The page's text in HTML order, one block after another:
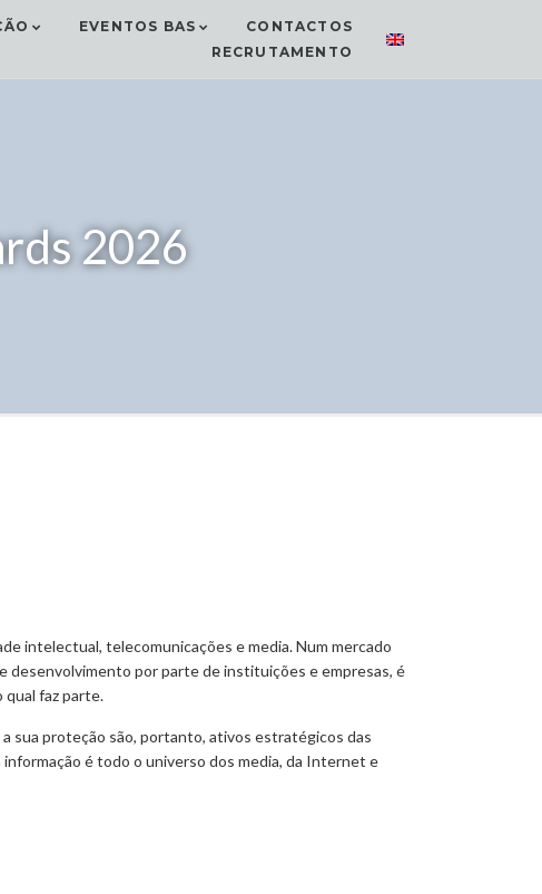
EVENTOS BAS
CONTACTOS
RECRUTAMENTO
2026
intelectual, telecomunicações e media. Num mercado
desenvolvimento por parte de instituições e empresas, é
faz parte.
sua proteção são, portanto, ativos estratégicos das
é todo o universo dos media, da Internet e